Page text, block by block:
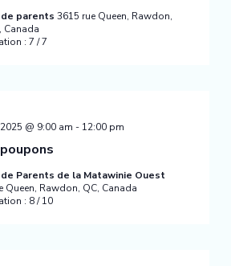
de parents3615 rue Queen, Rawdon,
Canada
: 7 / 7
@ 9:00 am - 12:00 pm
de Parents de la Matawinie Ouest
Queen, Rawdon, QC, Canada
: 8 / 10